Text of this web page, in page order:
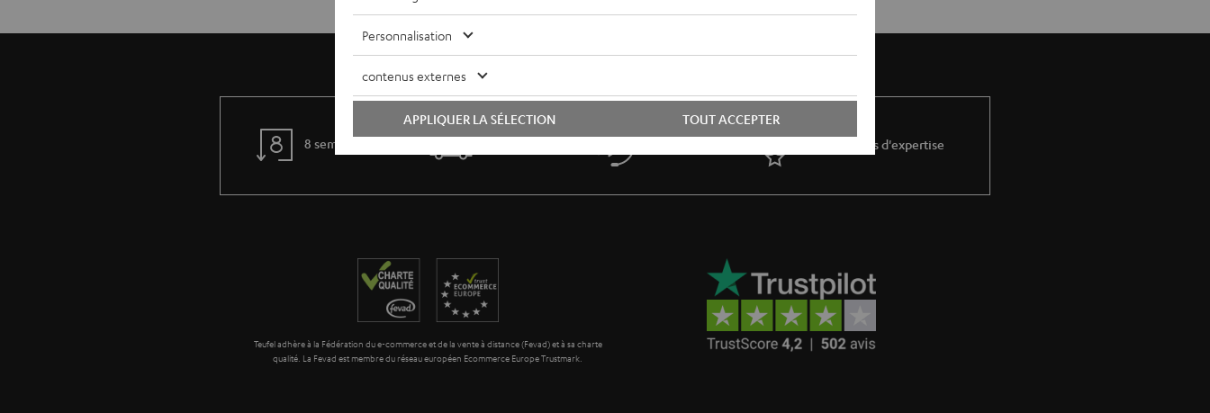
8 semaines d'essai Plus de 45 ans d'expertise
Teufel adhère à la Fédération du e-commerce et de la vente à distance (Fevad) et à sa charte
qualité. La Fevad est membre du réseau européen Ecommerce Europe Trustmark.
Personnalisation
contenus externes
TOUT ACCEPTER
APPLIQUER LA SÉLECTION